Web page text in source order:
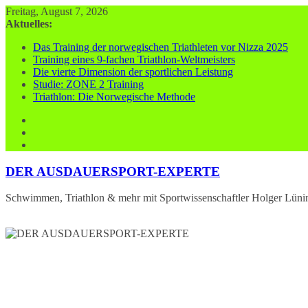
Zum
Inhalt
Freitag, August 7, 2026
Aktuelles:
Das Training der norwegischen Triathleten vor Nizza 2025
Training eines 9-fachen Triathlon-Weltmeisters
Die vierte Dimension der sportlichen Leistung
Studie: ZONE 2 Training
Triathlon: Die Norwegische Methode
DER AUSDAUERSPORT-EXPERTE
Schwimmen, Triathlon & mehr mit Sportwissenschaftler Holger